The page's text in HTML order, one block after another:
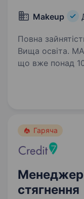
Makeup
Повна
Вища освіта. MAKEUP — міжнародна компанія,
що вже понад
Ми
Гаряча
Менеджер
стягнення